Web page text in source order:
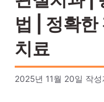
법 | 정확
치료
2025년 11월 20일 작성